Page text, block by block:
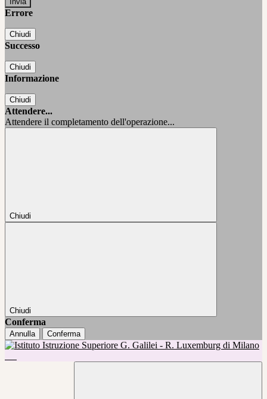
Errore
Chiudi
Successo
Chiudi
Informazione
Chiudi
Attendere...
Attendere il completamento dell'operazione...
Chiudi
Chiudi
Conferma
Annulla Conferma